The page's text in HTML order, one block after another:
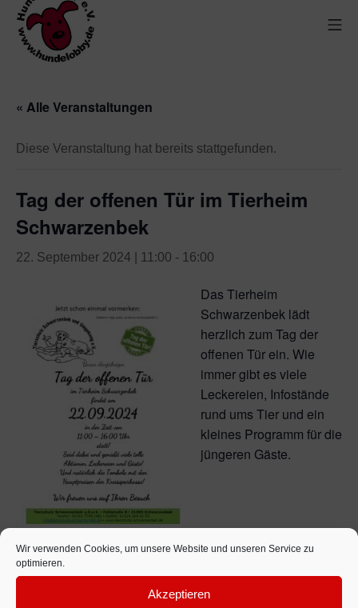
Wir verwenden Cookies, um unsere Website und unseren Service zu
optimieren.
Akzeptieren
« Alle Veranstaltungen
Diese Veranstaltung hat bereits stattgefunden.
Tag der offenen Tür im Tierheim
Schwarzenbek
22. September 2024 | 11:00 - 16:00
Das Tierheim
Schwarzenbek lädt
herzlich zum Tag der
offenen Tür ein. Wie
immer gibt es viele
Leckereien, Infostände
rund ums Tier und ein
kleines Programm für die
jüngeren Gäste.
Zum Kalender hinzufügen